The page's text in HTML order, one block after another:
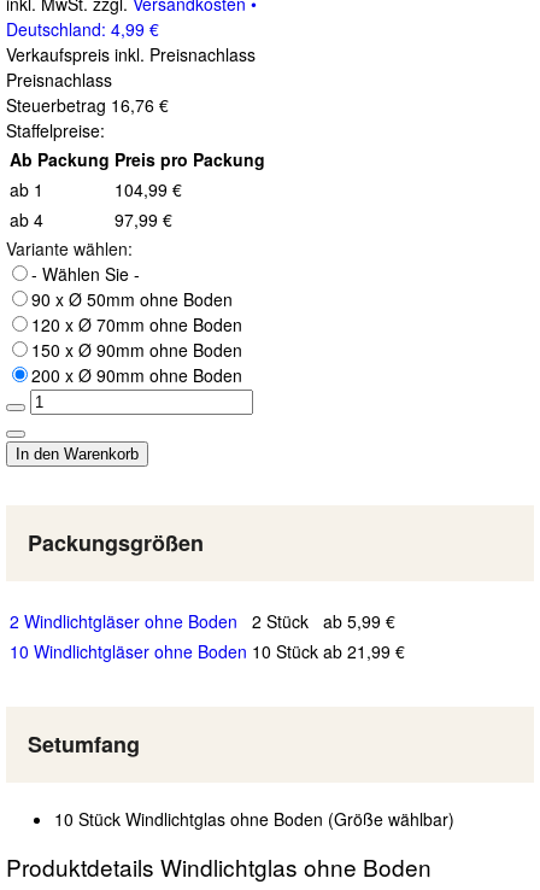
Deutschland: 4,99 €
Verkaufspreis inkl. Preisnachlass
Preisnachlass
Steuerbetrag 16,76 €
Staffelpreise:
Ab Packung Preis pro Packung
ab 1
104,99 €
ab 4
97,99 €
Variante wählen:
- Wählen Sie -
90 x Ø 50mm ohne Boden
120 x Ø 70mm ohne Boden
150 x Ø 90mm ohne Boden
200 x Ø 90mm ohne Boden
Packungsgrößen
2 Windlichtgläser ohne Boden 2 Stück ab 5,99 €
10 Windlichtgläser ohne Boden 10 Stück ab 21,99 €
Setumfang
10 Stück Windlichtglas ohne Boden (Größe wählbar)
Produktdetails Windlichtglas ohne Boden